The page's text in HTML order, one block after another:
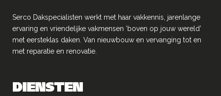
Serco Dakspecialisten werkt met haar vakkennis, jarenlange
ervaring en vriendelĳke vakmensen ‘boven op jouw wereld’
met eersteklas daken. Van nieuwbouw en vervanging tot en
met reparatie en renovatie.
DIENSTEN